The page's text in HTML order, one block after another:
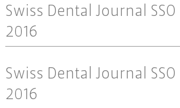
Swiss Dental Journal
2016
Swiss Dental Journal
2016